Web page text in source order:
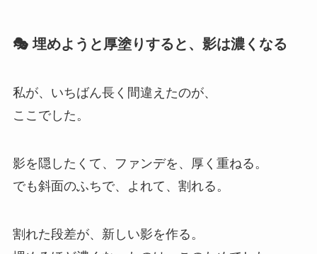
🎭 埋めようと厚塗りすると、影は濃くなる
私が、いちばん長く間違えたのが、
ここでした。
影を隠したくて、ファンデを、厚く重ねる。
でも斜面のふちで、よれて、割れる。
割れた段差が、新しい影を作る。